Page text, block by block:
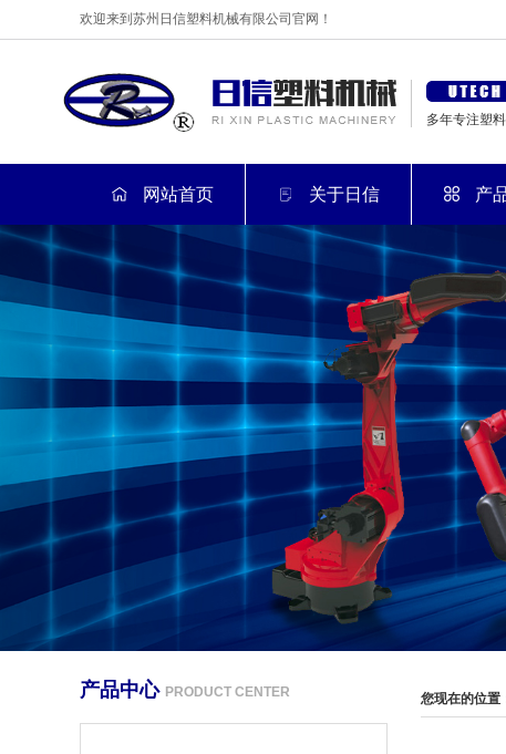
欢迎来到苏州日信塑料机械有限公司官网！
多年专注塑
网站首页 关于日信 产
产品中心 PRODUCT CENTER 您现在的位置